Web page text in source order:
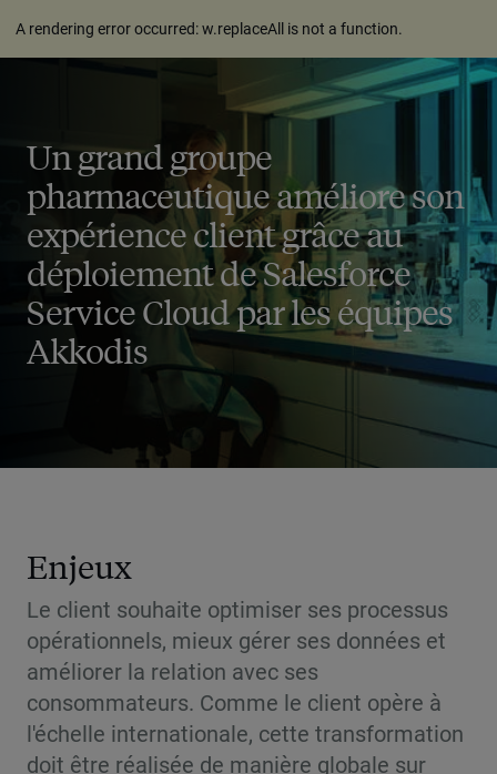
A rendering error occurred:w.replaceAll is not a function.
Un grand groupe
pharmaceutique améliore son
expérience client grâce au
déploiement de Salesforce
Service Cloud par les équipes
Akkodis
Enjeux
Le client souhaite optimiser ses processus
opérationnels, mieux gérer ses données et
améliorer la relation avec ses
consommateurs. Comme le client opère à
l'échelle internationale, cette transformation
doit être réalisée de manière globale sur